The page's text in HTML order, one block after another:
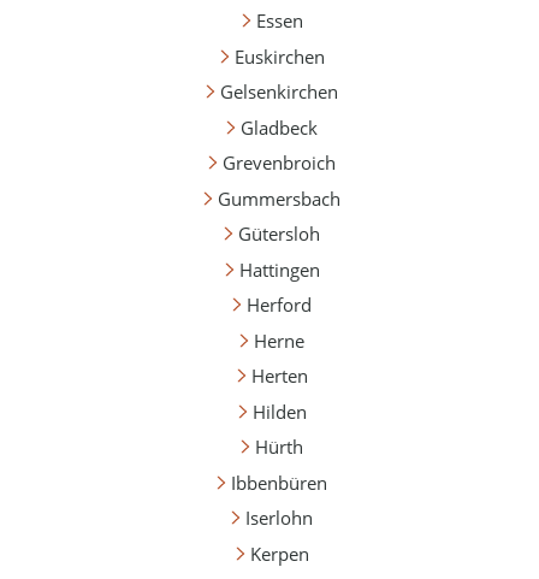
Essen
Euskirchen
Gelsenkirchen
Gladbeck
Grevenbroich
Gummersbach
Gütersloh
Hattingen
Herford
Herne
Herten
Hilden
Hürth
Ibbenbüren
Iserlohn
Kerpen